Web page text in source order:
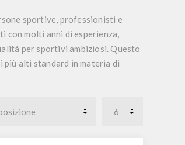
sportive, professionisti e
con molti anni di esperienza,
per sportivi ambiziosi. Questo
alti standard in materia di